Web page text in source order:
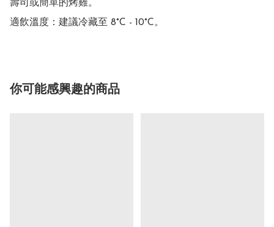
壽司或簡單的烤雞。
你可能感興趣的商品